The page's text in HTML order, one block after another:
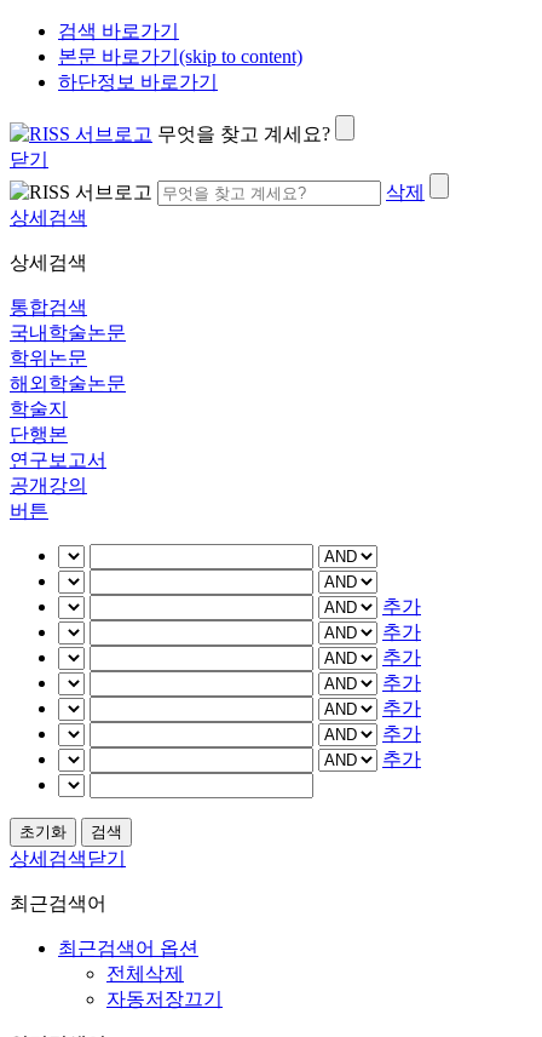
검색 바로가기
본문 바로가기(skip to content)
하단정보 바로가기
무엇을 찾고 계세요?
닫기
삭제
상세검색
상세검색
통합검색
국내학술논문
학위논문
해외학술논문
학술지
단행본
연구보고서
공개강의
버튼
추가
추가
추가
추가
추가
추가
추가
상세검색닫기
최근검색어
최근검색어 옵션
전체삭제
자동저장끄기